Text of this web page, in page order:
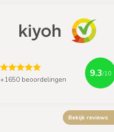
+1650 beoordelingen
9.3/10
Bekijk reviews